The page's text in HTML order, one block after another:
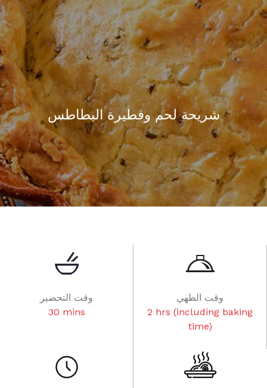
شريحة لحم وفطيرة البطاطس
وقت التحضير
30 mins
وقت الطهي
2 hrs (including baking
time)